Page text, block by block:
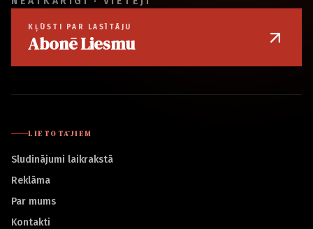
KĻŪSTI PAR LASĪTĀJU
Abonē Liesmu
LIETOTĀJIEM
Sludinājumi laikrakstā
Reklāma
Par mums
Kontakti